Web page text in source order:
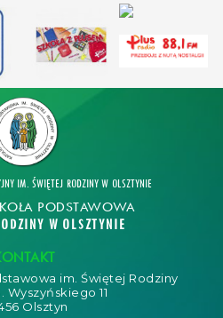
IM. ŚWIĘTEJ RODZINY W OLSZTYNIE
PODSTAWOWA
W OLSZTYNIE
im. Świętej Rodziny
Wyszyńskiego 11
Olsztyn